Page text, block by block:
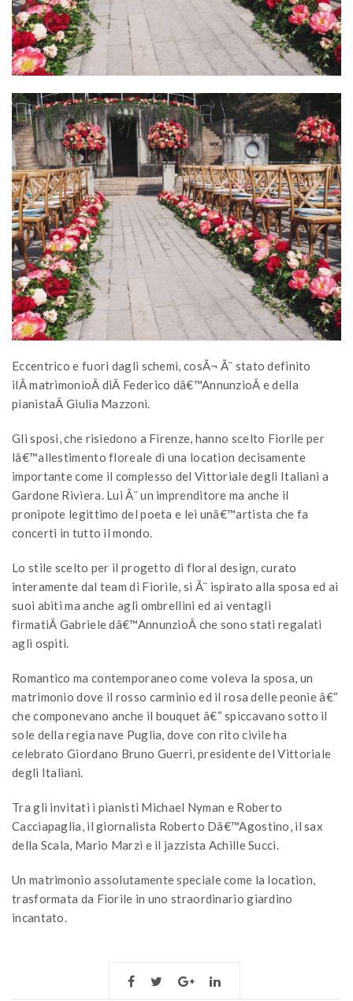
Eccentrico e fuori dagli schemi, cosÃ¬ Ã¨ stato definito
ilÂ matrimonioÂ diÂ Federico dâ€™AnnunzioÂ e della
pianistaÂ Giulia Mazzoni.
Gli sposi, che risiedono a Firenze, hanno scelto Fiorile per
lâ€™allestimento floreale di una location decisamente
importante come il complesso del Vittoriale degli Italiani a
Gardone Riviera. Lui Ã¨ un imprenditore ma anche il
pronipote legittimo del poeta e lei unâ€™artista che fa
concerti in tutto il mondo.
Lo stile scelto per il progetto di floral design, curato
interamente dal team di Fiorile, si Ã¨ ispirato alla sposa ed ai
suoi abiti ma anche agli ombrellini ed ai ventagli
firmatiÂ Gabriele dâ€™AnnunzioÂ che sono stati regalati
agli ospiti.
Romantico ma contemporaneo come voleva la sposa, un
matrimonio dove il rosso carminio ed il rosa delle peonie â€“
che componevano anche il bouquet â€“ spiccavano sotto il
sole della regia nave Puglia, dove con rito civile ha
celebrato Giordano Bruno Guerri, presidente del Vittoriale
degli Italiani.
Tra gli invitati i pianisti Michael Nyman e Roberto
Cacciapaglia, il giornalista Roberto Dâ€™Agostino, il sax
della Scala, Mario Marzi e il jazzista Achille Succi.
Un matrimonio assolutamente speciale come la location,
trasformata da Fiorile in uno straordinario giardino
incantato.